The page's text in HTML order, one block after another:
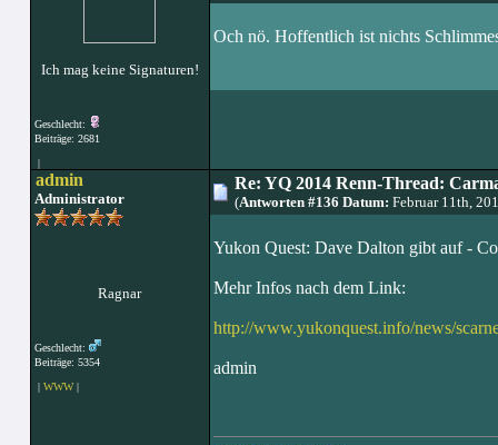
Ich mag keine Signaturen!
Geschlecht:
Beiträge: 2681
|
Och nö. Hoffentlich ist nichts
admin
Administrator
Ragnar
Geschlecht:
Beiträge: 5354
| WWW|
Re: YQ 2014 Renn-Thread:
(Antworten #136 Datum: Februar 11th,
Yukon Quest: Dave Dalton gibt auf -
Mehr Infos nach dem Link:
http://www.yukonquest.info/news/
admin